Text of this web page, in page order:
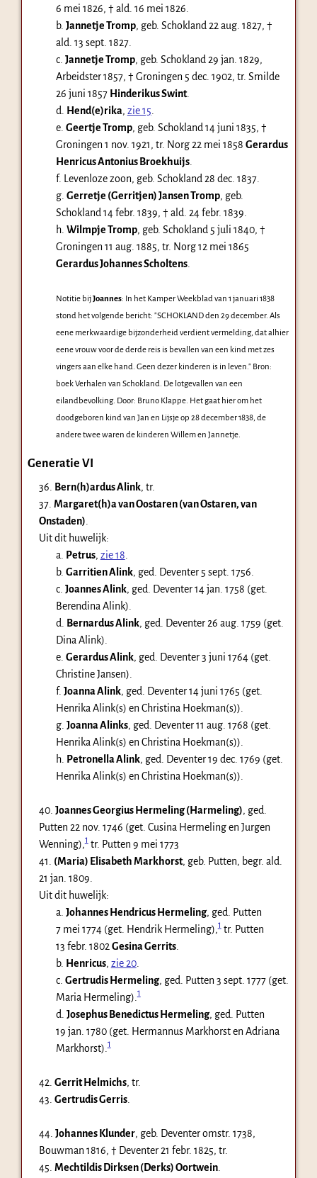
6 mei 1826, † ald. 16 mei 1826
b. Jannetje Tromp, geb. Schokland 22 aug. 1827, †
ald. 13 sept. 1827.
c. Jannetje Tromp, geb. Schokland 29 jan. 1829,
Arbeidster 1857, † Groningen 5 dec. 1902, tr. Smilde
26 juni 1857 Hinderikus Swint.
d. Hend(e)rika, zie 15
e. Geertje Tromp, geb. Schokland 14 juni 1835, †
Groningen 1 nov. 1921, tr. Norg 22 mei 1858 Gerardus
Henricus Antonius Broekhuijs.
f. Levenloze zoon, geb. Schokland 28 dec. 1837.
g. Gerretje (Gerritjen) Jansen Tromp, geb.
Schokland 14 febr. 1839, † ald. 24 febr. 1839
h. Wilmpje Tromp, geb. Schokland 5 juli 1840, †
Groningen 11 aug. 1885, tr. Norg12 mei 1865
Gerardus Johannes Scholtens.
Notitie bijJoannes: In het Kamper Weekblad van 1 januari 1838
stond het volgende bericht: "SCHOKLAND den 29 december. Als
eene merkwaardige bijzonderheid verdient vermelding, dat alhier
eene vrouw voor de derde reis is bevallen van een kind met zes
vingers aan elke hand. Geen dezer kinderen is in leven." Bron:
boek Verhalen van Schokland. De lotgevallen van een
eilandbevolking. Door: Bruno Klappe. Het gaat hier om het
doodgeboren kind van Jan en Lijsje op 28 december 1838, de
andere twee waren de kinderen Willem en Jannetje.
Generatie VI
36. Bern(h)ardus Alink, tr.
37. Margaret(h)a van Oostaren (van Ostaren, van
Onstaden)
Uit dit huwelijk:
a. Petrus, zie 18
b. Garritien Alink, ged. Deventer 5 sept. 1756
c. Joannes Alink, ged. Deventer14 jan. 1758 (get.
Berendina Alink).
d. Bernardus Alink, ged. Deventer 26 aug. 1759 (get.
Dina Alink).
e. Gerardus Alink, ged. Deventer3 juni 1764(get.
Christine Jansen).
f. Joanna Alink, ged. Deventer14 juni 1765 (get.
Henrika Alink(s) en Christina Hoekman(s)).
g. Joanna Alinks, ged. Deventer11 aug. 1768 (get.
Henrika Alink(s) en Christina Hoekman(s)).
h. Petronella Alink, ged. Deventer19 dec. 1769 (get.
Henrika Alink(s) en Christina Hoekman(s)).
40. Joannes Georgius Hermeling (Harmeling), ged.
Putten 22 nov. 1746 (get. Cusina Hermeling en Jurgen
Wenning),1tr. Putten 9 mei 1773
41. (Maria) Elisabeth Markhorst, geb. Putten, begr. ald.
21 jan. 1809
Uit dit huwelijk:
a. Johannes Hendricus Hermeling, ged. Putten
7 mei 1774(get. Hendrik Hermeling),1tr. Putten
13 febr. 1802 Gesina Gerrits.
b. Henricus, zie 20.
c. Gertrudis Hermeling, ged. Putten 3 sept. 1777(get.
Maria Hermeling).1
d. Josephus Benedictus Hermeling, ged. Putten
19 jan. 1780(get. Hermannus Markhorst en Adriana
Markhorst).1
42. Gerrit Helmichs, tr.
43. Gertrudis Gerris.
44. Johannes Klunder, geb. Deventeromstr. 1738,
Bouwman 1816, † Deventer 21 febr. 1825, tr.
45. Mechtildis Dirksen (Derks) Oortwein.